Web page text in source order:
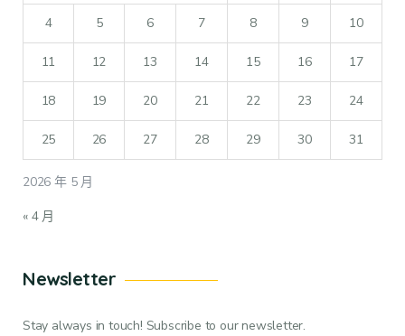
2026 年 5 月
4 5 6 7 8 9 10
11 12 13 14 15 16 17
18 19 20 21 22 23 24
25 26 27 28 29 30 31
« 4 月
Newsletter
Stay always in touch! Subscribe to our newsletter.